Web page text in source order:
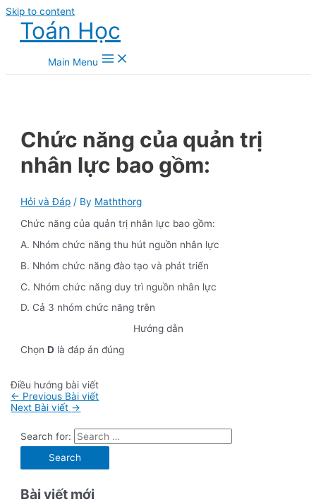
Skip to content
Toán Học
Main Menu
Chức năng của quản trị
nhân lực bao gồm:
Hỏi và Đáp / By Maththorg
Chức năng của quản trị nhân lực bao gồm:
A. Nhóm chức năng thu hút nguồn nhân lực
B. Nhóm chức năng đào tạo và phát triển
C. Nhóm chức năng duy trì nguồn nhân lực
D. Cả 3 nhóm chức năng trên
Hướng dẫn
ChọnD là đáp án đúng
Điều hướng bài viết
← Previous Bài viết
Next Bài viết →
Search for:
Bài viết mới